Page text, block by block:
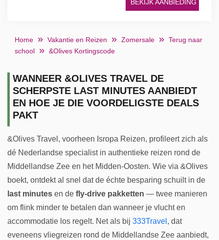
BEKIJK AANBIEDING
Home Vakantie en Reizen Zomersale
Terug naar
school
&Olives Kortingscode
WANNEER &OLIVES TRAVEL DE
SCHERPSTE LAST MINUTES AANBIEDT
EN HOE JE DIE VOORDELIGSTE DEALS
PAKT
&Olives Travel, voorheen Isropa Reizen, profileert zich als
dé Nederlandse specialist in authentieke reizen rond de
Middellandse Zee en het Midden-Oosten. Wie via &Olives
boekt, ontdekt al snel dat de échte besparing schuilt in de
last minutes en de fly-drive pakketten — twee manieren
om flink minder te betalen dan wanneer je vlucht en
accommodatie los regelt. Net als bij 333Travel , dat
eveneens vliegreizen rond de Middellandse Zee aanbiedt,